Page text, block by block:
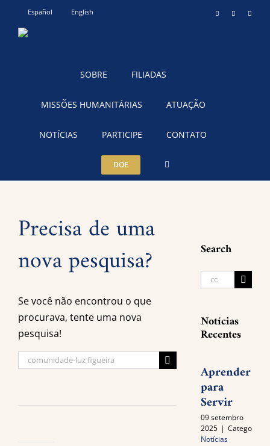
Español English InstagramYouTube
SOBRE FILIADAS
MISSÕES HUMANITÁRIAS ATUAÇÃO
NOTÍCIAS PARTICIPE CONTATO
DOE
Precisa de uma
nova pesquisa?
Se você não encontrou o que
procurava, tente uma nova
pesquisa!
Buscar
resultados
Search
Buscar
Notícias
Recentes
Aprender
para
Servir
09 setembro
2025 | Categories:
Notícias